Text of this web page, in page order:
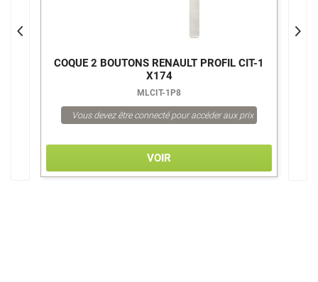
COQUE 2 BOUTONS RENAULT PROFIL CIT-1
X174
MLCIT-1P8
Vous devez être connecté pour accéder aux prix
VOIR